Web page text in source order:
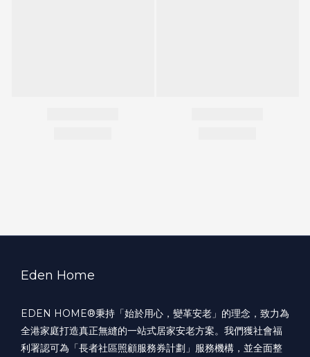
Eden Home
EDEN HOME®️秉持「始於用心，變革安老」的理念，致力為
全港家庭打造真正無縫的一站式居家安老方案。我們獲社會福
利署認可為「長者社區照顧服務券計劃」服務機構，並全面整